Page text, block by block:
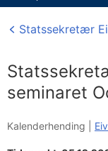
Statssekretær
seminaret
Kalenderhending |